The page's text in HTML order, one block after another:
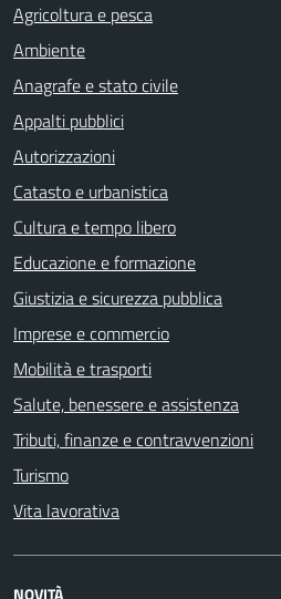
Agricoltura e pesca
Ambiente
Anagrafe e stato civile
Appalti pubblici
Autorizzazioni
Catasto e urbanistica
Cultura e tempo libero
Educazione e formazione
Giustizia e sicurezza pubblica
Imprese e commercio
Mobilità e trasporti
Salute, benessere e assistenza
Tributi, finanze e contravvenzioni
Turismo
Vita lavorativa
NOVITÀ